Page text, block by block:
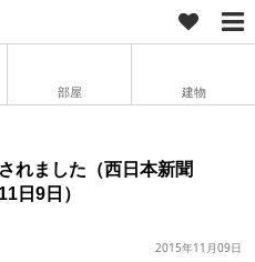
部屋 建物
れました（西日本新聞
日9日）
2015年11月09日